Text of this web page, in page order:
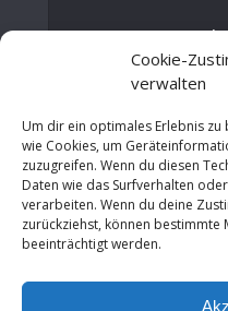
Cookie-
verwalten
Um dir ein optimales Erlebnis
wie Cookies, um
zuzugreifen. Wenn du diesen
Daten wie das Surfverhalten
verarbeiten. Wenn du deine
zurückziehst, können bestimmte
beeinträchtigt werden.
30